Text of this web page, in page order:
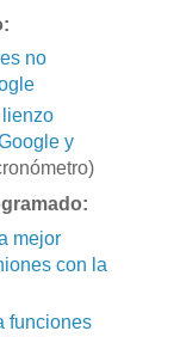
no
y
mejor
con la
funciones